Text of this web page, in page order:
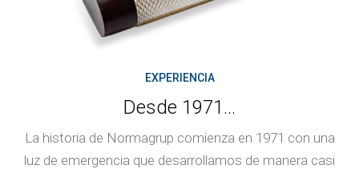
EXPERIENCIA
Desde 1971...
La historia de Normagrup comienza en 1971 con una
luz de emergencia que desarrollamos de manera casi